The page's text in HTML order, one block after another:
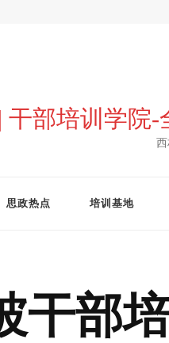
干部培训学院
思政热点 培训基地
干部